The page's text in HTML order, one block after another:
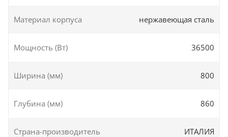
Материал корпуса нержавеющая сталь
Мощность (Вт) 36500
Ширина (мм) 800
Глубина (мм) 860
Страна-производитель ИТАЛИЯ